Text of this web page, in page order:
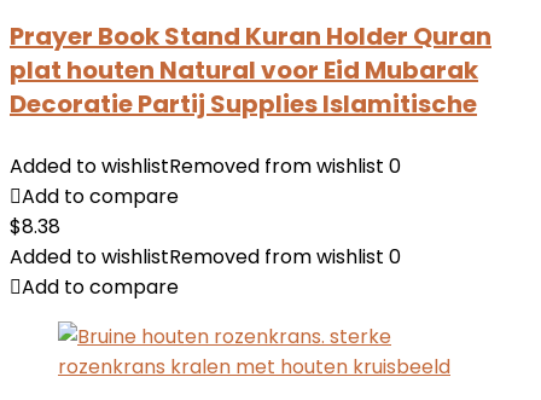
Prayer Book Stand Kuran Holder Quran
plat houten Natural voor Eid Mubarak
Decoratie Partij Supplies Islamitische
Added to wishlistRemoved from wishlist 0
Add to compare
$8.38
Added to wishlistRemoved from wishlist 0
Add to compare